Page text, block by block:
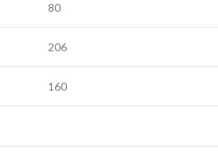
80
206
160